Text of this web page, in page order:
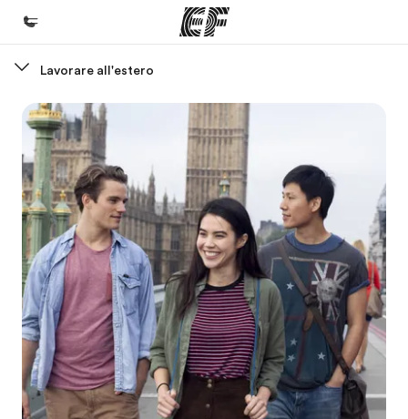
Benvenuto alla EF
Programmi
Vedi la nostra offerta
Uffici
Trova l'ufficio più vicino
Chi siamo
La nostra organizzazione
Carriera
Lavora con noi
Lavorare all'estero